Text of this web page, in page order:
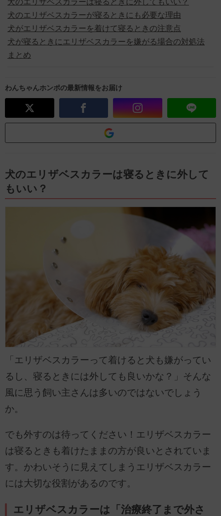
犬のエリザベスカラーは寝るときに外してもいい？
犬のエリザベスカラーが寝るときにも必要な理由
犬がエリザベスカラーを着けて寝るときの注意点
犬が寝るときにエリザベスカラーを嫌がる場合の対処法
まとめ
わんちゃんホンポの最新情報をお届け
犬のエリザベスカラーは寝るときに外して
もいい？
「エリザベスカラーって着けると犬も嫌がってい
るし、寝るときには外しても良いかな？」そんな
風に思う飼い主さんは多いのではないでしょう
か。
でも外すのは待ってください！エリザベスカラー
は寝るときも着けたままの方が良いとされていま
す。かわいそうに見えてしまうエリザベスカラー
には大切な役割があるのです。
エリザベスカラーは「治療終了まで外さ